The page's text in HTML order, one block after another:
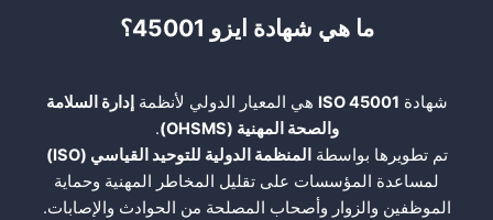
ما هي شهادة ايزو 45001؟
شهادة ISO 45001 هي المعيار الدولي لأنظمةإدارة السلامة
والصحة المهنية (OHSMS)
.
تم تطويرها بواسطة المنظمة الدولية للتوحيد القياسي (ISO)
لمساعدة المؤسسات على تقليل المخاطر المهنية وحماية
الموظفين والزوار وأصحاب المصلحة من الحوادث والإصابات.